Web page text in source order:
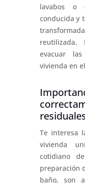
lavabos o
conducida y
reutilizada.
evacuar
vivienda en
Te interesa
vivienda
cotidiano
preparación
baño, son